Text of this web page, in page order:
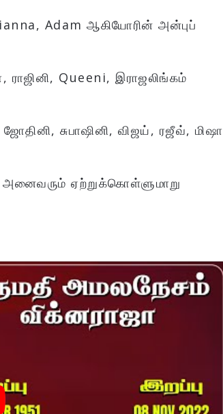
Adam ஆகியோரின் அன்புப்
ராஜினி, Queeni, இராஜலிங்கம்
சுபாஷினி, விஜய், ரஜீவ், மிஷா
ஏற்றுக்கொள்ளுமாறு